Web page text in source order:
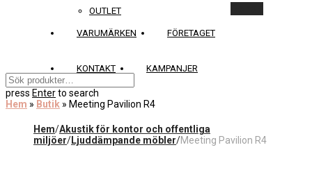
OUTLET
VARUMÄRKEN FÖRETAGET
KONTAKT KAMPANJER
press Enterto search
Hem » Butik » Meeting Pavilion R4
Hem/Akustik för kontor och offentliga
miljöer/Ljuddämpande möbler/Meeting Pavilion R4